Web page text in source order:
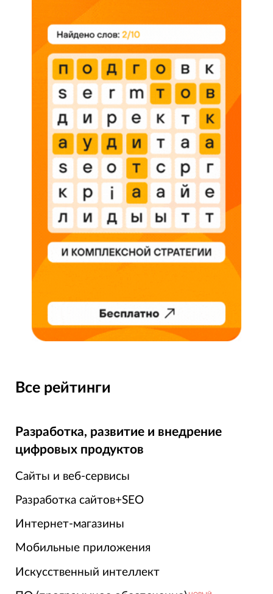
Все рейтинги
Разработка, развитие и внедрение
цифровых продуктов
Сайты и веб-сервисы
Разработка сайтов+SEO
Интернет-магазины
Мобильные приложения
Искусственный интеллект